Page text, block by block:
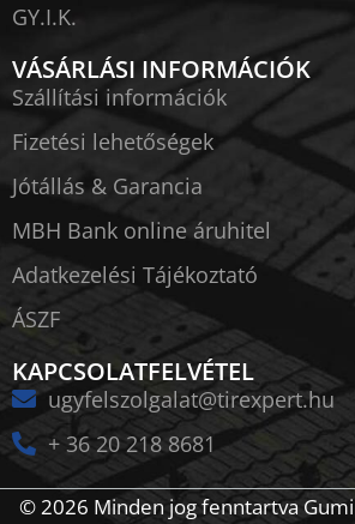
GY.I.K.
VÁSÁRLÁSI INFORMÁCIÓK
Szállítási információk
Fizetési lehetőségek
Jótállás & Garancia
MBH Bank online áruhitel
Adatkezelési Tájékoztató
ÁSZF
KAPCSOLATFELVÉTEL
ugyfelszolgalat@tirexpert.hu
+ 36 20 218 8681
© 2026 Minden jog fenntartva